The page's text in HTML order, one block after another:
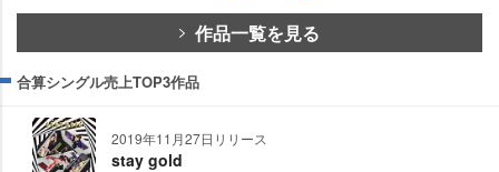
作品一覧を見る
合算シングル売上TOP3作品
2019年11月27日リリース
stay gold